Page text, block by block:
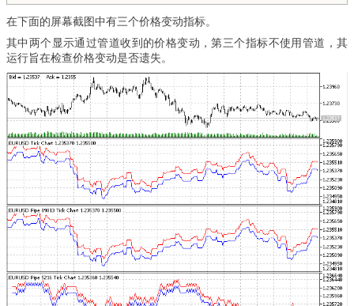
在下面的屏幕截图中有三个价格变动指标。
其中两个显示通过管道收到的价格变动，第三个指标不使用管道，其
运行旨在检查价格变动是否遗失。